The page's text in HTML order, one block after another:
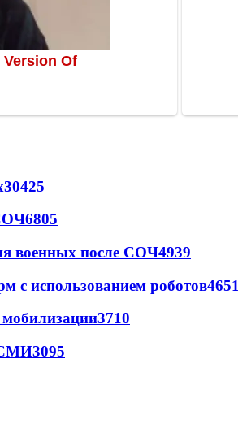
30425
6805
военных после СОЧ4939
с использованием роботов4651
мобилизации3710
СМИ3095